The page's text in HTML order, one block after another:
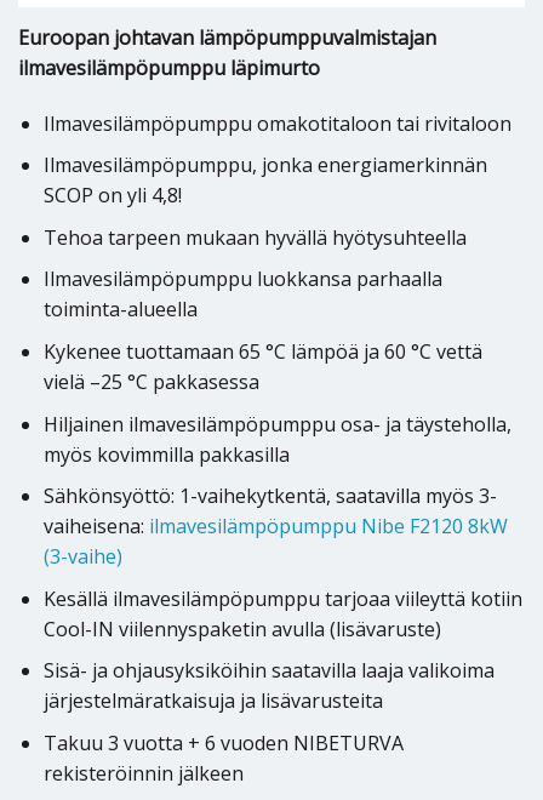
Euroopan johtavan lämpöpumppuvalmistajan
ilmavesilämpöpumppu läpimurto
Ilmavesilämpöpumppu omakotitaloon tai rivitaloon
Ilmavesilämpöpumppu, jonka energiamerkinnän
SCOP on yli 4,8!
Tehoa tarpeen mukaan hyvällä hyötysuhteella
Ilmavesilämpöpumppu luokkansa parhaalla
toiminta-alueella
Kykenee tuottamaan 65 °C lämpöä ja 60 °C vettä
vielä –25 °C pakkasessa
Hiljainen ilmavesilämpöpumppu osa- ja täysteholla,
myös kovimmilla pakkasilla
Sähkönsyöttö: 1-vaihekytkentä, saatavilla myös 3-
vaiheisena: ilmavesilämpöpumppu Nibe F2120 8kW
(3-vaihe)
Kesällä ilmavesilämpöpumppu tarjoaa viileyttä kotiin
Cool-IN viilennyspaketin avulla (lisävaruste)
Sisä- ja ohjausyksiköihin saatavilla laaja valikoima
järjestelmäratkaisuja ja lisävarusteita
Takuu 3 vuotta + 6 vuoden NIBETURVA
rekisteröinnin jälkeen